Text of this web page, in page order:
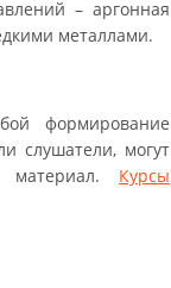
– аргонная
металлами.
формирование
слушатели, могут
материал. Курсы